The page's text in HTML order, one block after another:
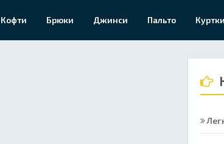
Кофти Брюки Джинси Пальто Куртки